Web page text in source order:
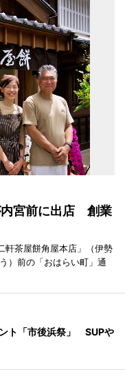
内宮前に出店 創業
軒茶屋餅角屋本店」（伊勢
）前の「おはらい町」通
ト「市後浜祭」 SUPや